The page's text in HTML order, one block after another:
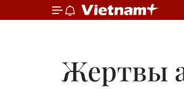
Жертвы